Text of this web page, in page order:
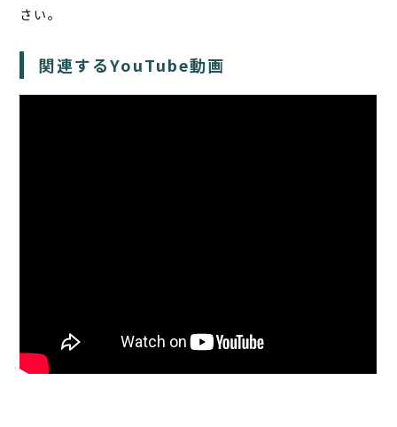
さい。
関連するYouTube動画